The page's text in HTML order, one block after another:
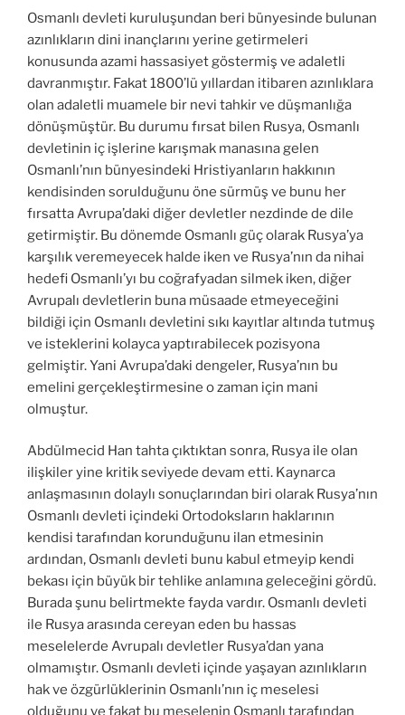
Osmanlı devleti kuruluşundan beri bünyesinde bulunan
azınlıkların dini inançlarını yerine getirmeleri
konusunda azami hassasiyet göstermiş ve adaletli
davranmıştır. Fakat 1800’lü yıllardan itibaren azınlıklara
olan adaletli muamele bir nevi tahkir ve düşmanlığa
dönüşmüştür. Bu durumu fırsat bilen Rusya, Osmanlı
devletinin iç işlerine karışmak manasına gelen
Osmanlı’nın bünyesindeki Hristiyanların hakkının
kendisinden sorulduğunu öne sürmüş ve bunu her
fırsatta Avrupa’daki diğer devletler nezdinde de dile
getirmiştir. Bu dönemde Osmanlı güç olarak Rusya’ya
karşılık veremeyecek halde iken ve Rusya’nın da nihai
hedefi Osmanlı’yı bu coğrafyadan silmek iken, diğer
Avrupalı devletlerin buna müsaade etmeyeceğini
bildiği için Osmanlı devletini sıkı kayıtlar altında tutmuş
ve isteklerini kolayca yaptırabilecek pozisyona
gelmiştir. Yani Avrupa’daki dengeler, Rusya’nın bu
emelini gerçekleştirmesine o zaman için mani
olmuştur.
Abdülmecid Han tahta çıktıktan sonra, Rusya ile olan
ilişkiler yine kritik seviyede devam etti. Kaynarca
anlaşmasının dolaylı sonuçlarından biri olarak Rusya’nın
Osmanlı devleti içindeki Ortodoksların haklarının
kendisi tarafından korunduğunu ilan etmesinin
ardından, Osmanlı devleti bunu kabul etmeyip kendi
bekası için büyük bir tehlike anlamına geleceğini gördü.
Burada şunu belirtmekte fayda vardır. Osmanlı devleti
ile Rusya arasında cereyan eden bu hassas
meselelerde Avrupalı devletler Rusya’dan yana
olmamıştır. Osmanlı devleti içinde yaşayan azınlıkların
hak ve özgürlüklerinin Osmanlı’nın iç meselesi
olduğunu ve fakat bu meselenin Osmanlı tarafından